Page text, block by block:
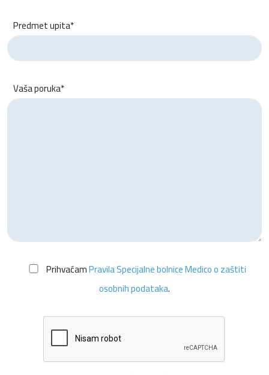
Predmet upita*
Vaša poruka*
PrihvaćamPravila Specijalne bolnice Medico o zaštiti
osobnih podataka.